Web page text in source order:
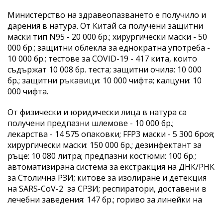
Министерство на здравеопазването е получило и
дарения в натура. От Китай са получени защитни
маски тип N95 - 20 000 бр.; хирургически маски - 50
000 бр.; защитни облекла за еднократна употреба -
10 000 бр.; тестове за COVID-19 - 417 кита, които
съдържат 10 008 бр. теста; защитни очила: 10 000
бр.; защитни ръкавици: 10 000 чифта; калцуни: 10
000 чифта.
От физически и юридически лица в натура са
получени предпазни шлемове - 10 000 бр.;
лекарства - 14 575 опаковки; FFP3 маски - 5 300 броя;
хирургически маски: 150 000 бр.; дезинфектант за
ръце: 10 080 литра; предпазни костюми: 100 бр.;
автоматизирана система за екстракция на ДНК/РНК
за Столична РЗИ; китове за изолиране и детекция
на SARS-CoV-2 за СРЗИ; респиратори, доставени в
лечебни заведения: 147 бр.; гориво за линейки на